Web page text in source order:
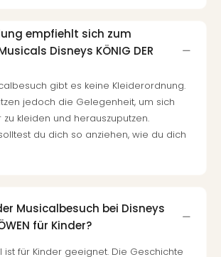
empfiehlt sich zum
Disneys KÖNIG DER
gibt es keine Kleiderordnung.
jedoch die Gelegenheit, um sich
kleiden und herauszuputzen.
du dich so anziehen, wie du dich
Musicalbesuch bei Disneys
für Kinder?
ist für Kinder geeignet. Die Geschichte